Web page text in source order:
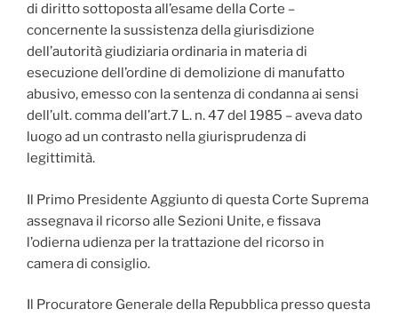
di diritto sottoposta all’esame della Corte –
concernente la sussistenza della giurisdizione
dell’autorità giudiziaria ordinaria in materia di
esecuzione dell’ordine di demolizione di manufatto
abusivo, emesso con la sentenza di condanna ai sensi
dell’ult. comma dell’art.7 L. n. 47 del 1985 – aveva dato
luogo ad un contrasto nella giurisprudenza di
legittimità.
Il Primo Presidente Aggiunto di questa Corte Suprema
assegnava il ricorso alle Sezioni Unite, e fissava
l’odierna udienza per la trattazione del ricorso in
camera di consiglio.
Il Procuratore Generale della Repubblica presso questa